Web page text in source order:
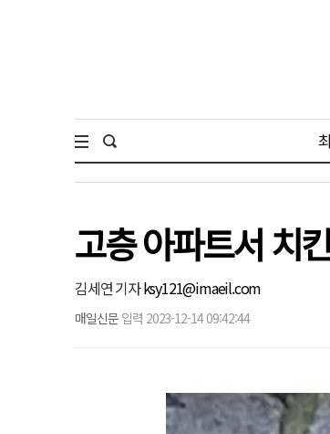
고층 아파트서 치
김세연 기자ksy121@imaeil.com
매일신문 입력 2023-12-14 09:42:44